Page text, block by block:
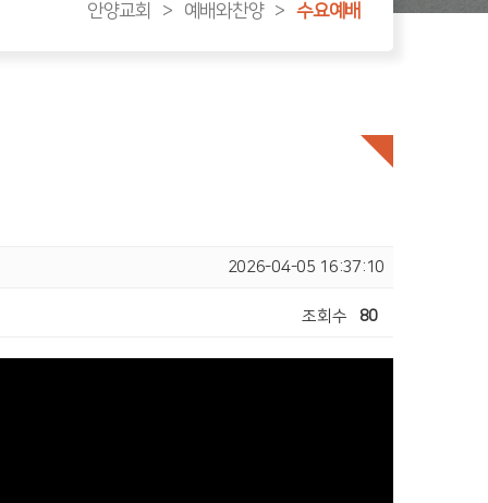
안양교회 > 예배와찬양 > 수요예배
2026-04-05 16:37:10
조회수 80